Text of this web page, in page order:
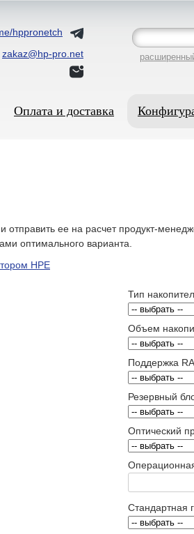
hppronetch
zakaz@hp-pro.net
Оплата и доставка
ее на расчет продукт-
оптимального варианта.
HPE
Тип
Объем
Поддержка
Резервный
Оптический
Стандартная